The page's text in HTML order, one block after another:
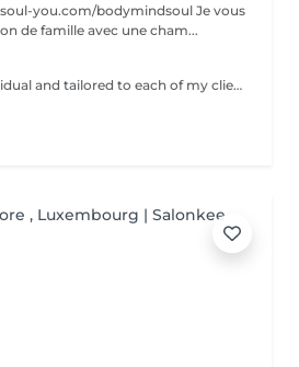
bodymindsoul Je vous
de famille avec une cham...
These sessions are individual and tailored to each of my clients, as we all have lived our own unique stories and have more to discover. Whether you're feeling low on courage, lost in your path, lacking focus and concentration, disconnected from your body, overwhelmed by fears that dictate your life, or constantly comparing yourself to others, these sessions are designed to assist you on your journey. Together, we find tools to restore emotional balance, achieve inner peace, and work towards your personal goals. How? -Breathing techniques - Visualisation - Specific moves - Reconnecting to your body - Self-reflection Each of the session is : - Language of your choice: English, French, German, Luxembourgish - 45-60 minutes - Structure: Recapping / Exchange & 15-30min Practice / Closing + Defining homework - Via zoom (if you dont have zoom we find an other solution) - Is confidential